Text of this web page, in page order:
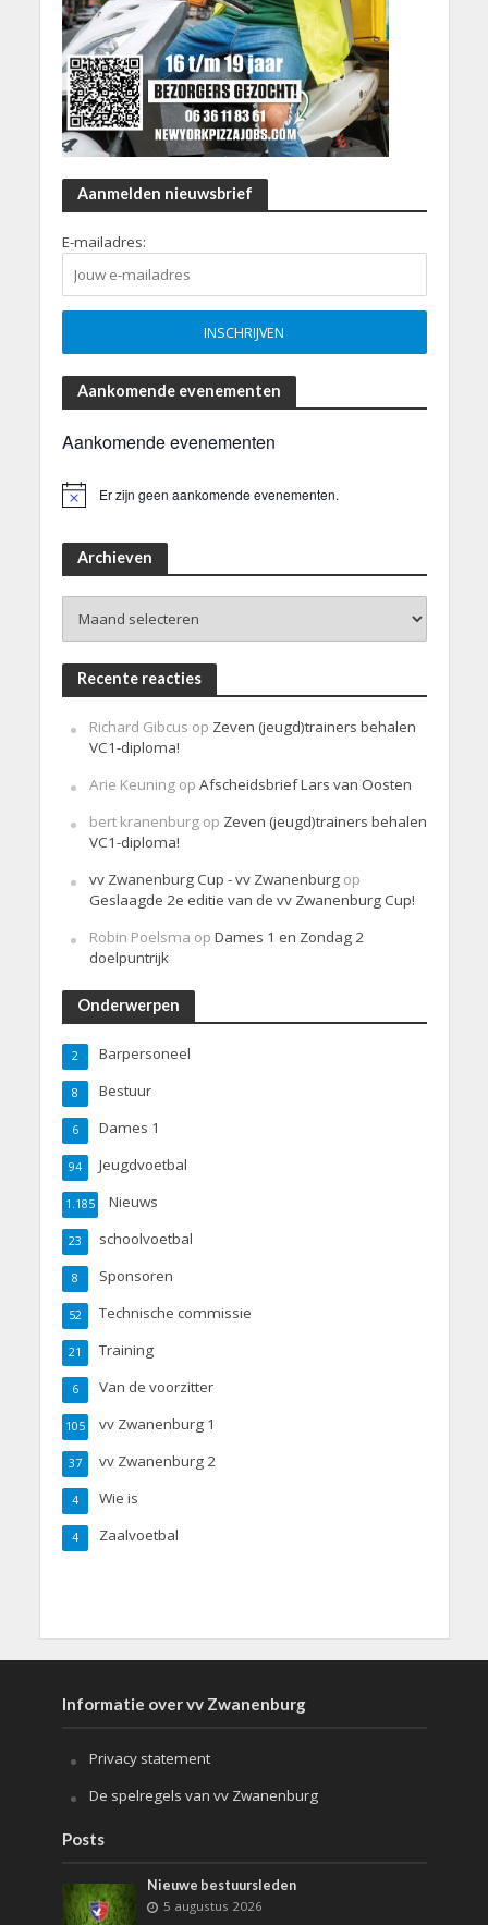
Aanmelden nieuwsbrief
E-mailadres:
Aankomende evenementen
Aankomende evenementen
Er zijn geen aankomende evenementen.
Archieven
Recente reacties
Richard Gibcus op Zeven (jeugd)trainers behalen
VC1-diploma!
Arie Keuningop Afscheidsbrief Lars van Oosten
bert kranenburgop Zeven (jeugd)trainers behalen
VC1-diploma!
vv Zwanenburg Cup - vv Zwanenburgop
Geslaagde 2e editie van de vv Zwanenburg Cup!
Robin Poelsma op Dames 1 en Zondag 2
doelpuntrijk
Onderwerpen
Barpersoneel
2
Bestuur
8
Dames 1
6
Jeugdvoetbal
94
Nieuws
1.185
schoolvoetbal
23
Sponsoren
8
Technische commissie
52
Training
21
Van de voorzitter
6
vv Zwanenburg 1
105
vv Zwanenburg 2
37
Wie is
4
Zaalvoetbal
4
Informatie over vv Zwanenburg
Privacy statement
De spelregels van vv Zwanenburg
Posts
Nieuwe bestuursleden
5 augustus 2026